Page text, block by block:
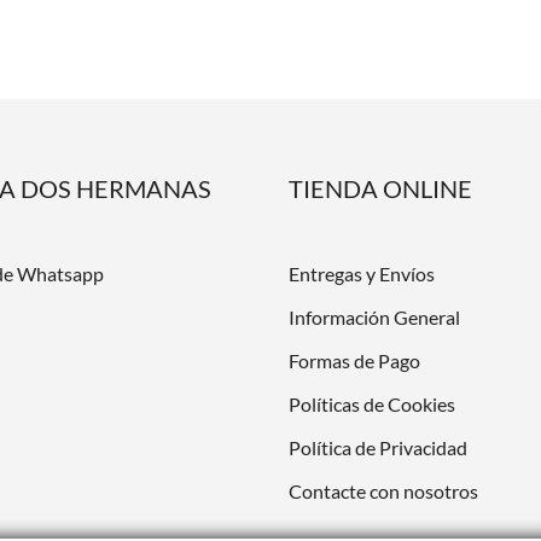
DOS HERMANAS
Whatsapp
TIENDA ONLINE
Entregas y Envíos
Información General
Formas de Pago
Políticas de Cookies
Política de Privacidad
Contacte con nosotros